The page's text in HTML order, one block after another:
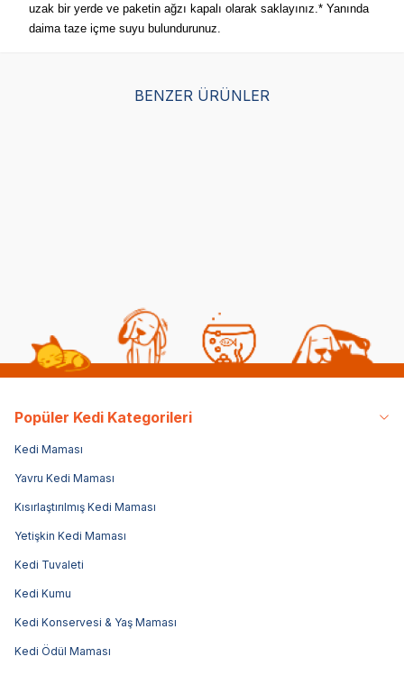
uzak bir yerde ve paketin ağzı kapalı olarak saklayınız.* Yanında
daima taze içme suyu bulundurunuz.
BENZER ÜRÜNLER
Popüler Kedi Kategorileri
Kedi Maması
Yavru Kedi Maması
Kısırlaştırılmış Kedi Maması
Yetişkin Kedi Maması
Kedi Tuvaleti
Kedi Kumu
Kedi Konservesi & Yaş Maması
Kedi Ödül Maması